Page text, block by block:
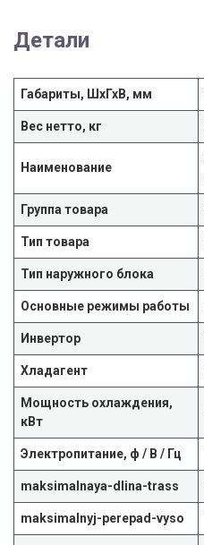
Детали
Габариты, ШхГхВ, мм
Вес нетто, кг
Наименование
Группа товара
Тип товара
Тип наружного блока
Основные режимы работы
Инвертор
Хладагент
Мощность охлаждения,
кВт
Электропитание, ф / В / Гц
maksimalnaya-dlina-trass
maksimalnyj-perepad-vyso